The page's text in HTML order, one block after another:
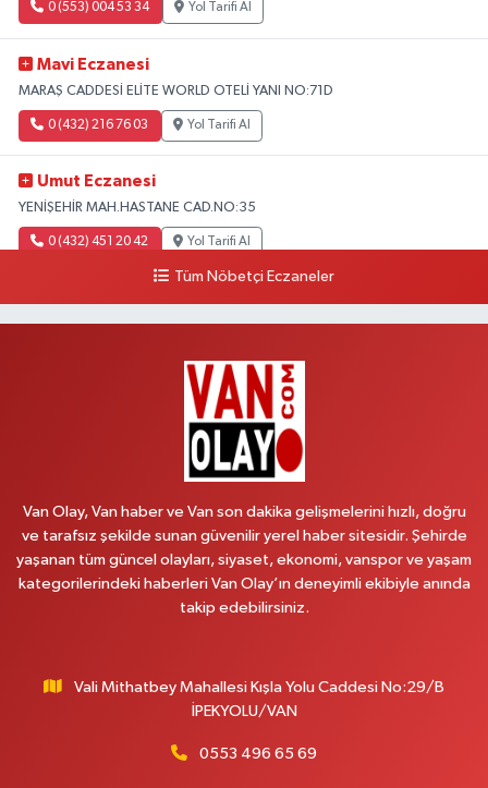
0 (553) 004 53 34 Yol Tarifi Al
Mavi Eczanesi
MARAŞ CADDESİ ELİTE WORLD OTELİ YANI NO:71D
0 (432) 216 76 03 Yol Tarifi Al
Umut Eczanesi
YENİŞEHİR MAH.HASTANE CAD.NO:35
0 (432) 451 20 42 Yol Tarifi Al
VALİ MİTHAT BEY MAH.SIHKE CAD.HZ.ÖMER CAMİ YANI NO:6B
Yol Tarifi Al
ÜNİVERSİTE HASTANESİ DÖNÜŞÜ KAMPÜS GALERİCİLER SİTESİ YANI
Kumsal Eczanesi
ORTA MAH.MUSLİH GÖRENTAŞ BULVARI,GİMPAŞ MARKET YANI NO:62 B
Yol Tarifi Al
VALİ MİTHAT BEY MAH. DEFTERDARLIK CAD. MİLANO HOTEL YANI
DOĞUŞ MARKET KARŞISI NO:20 B
Yol Tarifi Al
Tüm Nöbetçi Eczaneler
Van Olay, Van haber ve Van son dakika gelişmelerini hızlı, doğru
ve tarafsız şekilde sunan güvenilir yerel haber sitesidir. Şehirde
yaşanan tüm güncel olayları, siyaset, ekonomi, vanspor ve yaşam
kategorilerindeki haberleri Van Olay’ın deneyimli ekibiyle anında
takip edebilirsiniz.
Vali Mithatbey Mahallesi Kışla Yolu Caddesi No:29/B
İPEKYOLU/VAN
0553 496 65 69